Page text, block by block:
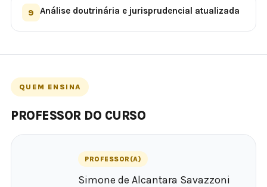
9 Análise doutrinária e jurisprudencial atualizada
QUEM ENSINA
PROFESSOR DO CURSO
PROFESSOR(A)
Simone de Alcantara Savazzoni